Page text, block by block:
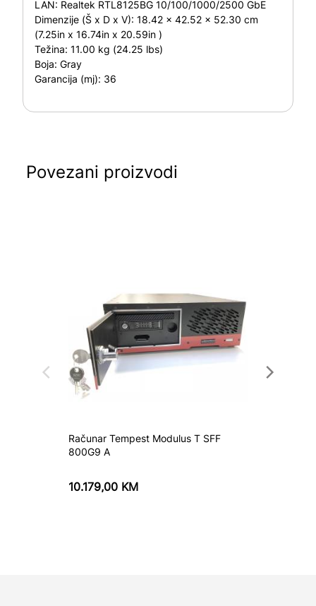
LAN: Realtek RTL8125BG 10/100/1000/2500 GbE
Dimenzije (Š x D x V): 18.42 x 42.52 x 52.30 cm
(7.25in x 16.74in x 20.59in )
Težina: 11.00 kg (24.25 lbs)
Boja: Gray
Garancija (mj): 36
Povezani proizvodi
Računar Tempest Modulus T SFF
800G9 A
10.179,00 KM